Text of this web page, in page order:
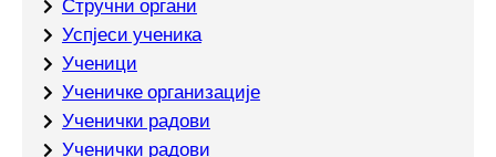
Стручни органи
Успјеси ученика
Ученици
Ученичке организације
Ученички радови
Ученички радови